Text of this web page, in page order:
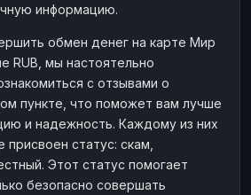
KZT Наличные
информацию.
обмен денег на карте Мир
RUB, мы настоятельно
с отзывами о
пункте, что поможет вам лучше
и надежность. Каждому из них
статус: скам,
Этот статус помогает
безопасно совершать